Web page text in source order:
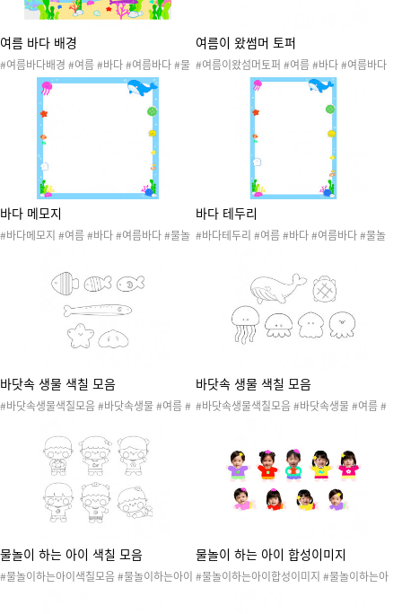
여름 바다 배경
#여름바다배경 #여름 #바다 #여름바다 #물
놀이 #수영 #여름활동 #여름놀이 #여름도안
#여름환경 #여름환경구성 #배경 #여름배경
#환경구성
여름이 왔썸머 토퍼
#여름이왔섬머토퍼 #여름 #바다 #여름바다
#물놀이 #수영 #여름활동 #여름놀이 #여름
도안 #여름환경 #여름환경구성 #토퍼 #여름
바다 메모지
#바다메모지 #여름 #바다 #여름바다 #물놀
지 #여름바다메모지 #쪽지 #여름쪽지
바다 테두리
#바다테두리 #여름 #바다 #여름바다 #물놀
리 #여름바다테두리 #편지지 #여름편지지 #
여름바다편지지 #가정통신문 #알림장 #여름
알림장 #템플릿 #프레임
바닷속 생물 색칠 모음
#바닷속생물색칠모음 #바닷속생물 #여름 #
여름놀이 #여름도안 #여름환경 #여름환경구
성 #색칠도안 #물고기 #불가사리 #조개
바닷속 생물 색칠 모음
#바닷속생물색칠모음 #바닷속생물 #여름 #
성 #색칠도안 #거북이 #고래 #문어 #오징어
#해파리
물놀이 하는 아이 색칠 모음
#물놀이하는아이색칠모음 #물놀이하는아이
물놀이 하는 아이 합성이미지
#물놀이하는아이합성이미지 #물놀이하는아